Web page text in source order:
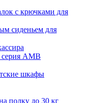
с крючками для
сиденьем для
AMB
шкафы
полку до 30 кг